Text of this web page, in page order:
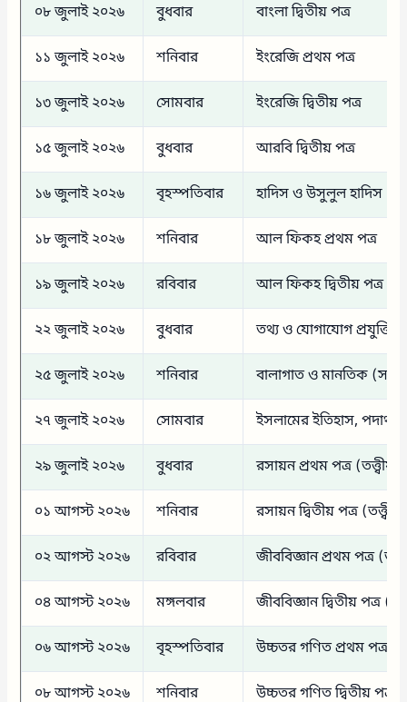
০৮ জুলাই ২০২৬ বুধবার বাংলা দ্বিতীয় পত্র
১১ জুলাই ২০২৬ শনিবার ইংরেজি প্রথম পত্র
১৩ জুলাই ২০২৬ সোমবার ইংরেজি দ্বিতীয় পত্র
১৫ জুলাই ২০২৬ বুধবার আরবি দ্বিতীয় পত্র
১৬ জুলাই ২০২৬ বৃহস্পতিবার হাদিস ও উসুলুল হাদিস
১৮ জুলাই ২০২৬ শনিবার আল ফিকহ প্রথম পত্র
১৯ জুলাই ২০২৬ রবিবার আল ফিকহ দ্বিতীয় পত্র
২২ জুলাই ২০২৬ বুধবার তথ্য ও যোগাযোগ প্রযুক্তি
২৫ জুলাই ২০২৬ শনিবার বালাগাত ও মানতিক
২৭ জুলাই ২০২৬ সোমবার ইসলামের ইতিহাস,
২৯ জুলাই ২০২৬ বুধবার রসায়ন প্রথম পত্র
০১ আগস্ট ২০২৬ শনিবার রসায়ন দ্বিতীয় পত্র
০২ আগস্ট ২০২৬ রবিবার জীববিজ্ঞান প্রথম পত্র
০৪ আগস্ট ২০২৬ মঙ্গলবার জীববিজ্ঞান দ্বিতীয় পত্র
০৬ আগস্ট ২০২৬ বৃহস্পতিবার উচ্চতর গণিত প্রথম পত্র
০৮ আগস্ট ২০২৬ শনিবার উচ্চতর গণিত দ্বিতীয় পত্র